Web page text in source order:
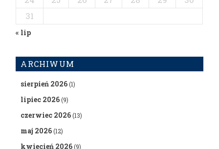
31
« lip
ARCHIWUM
sierpień 2026(1)
lipiec 2026(9)
czerwiec 2026(13)
maj 2026(12)
kwiecień 2026(9)